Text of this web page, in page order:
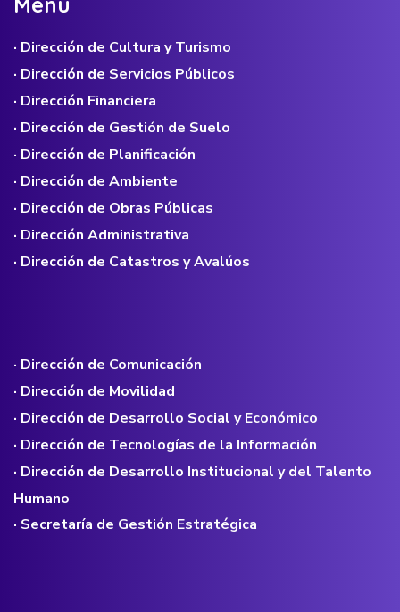
· Dirección de Cultura y Turismo
· Dirección de Servicios Públicos
· Dirección Financiera
· Dirección de Gestión de Suelo
· Dirección de Planificación
· Dirección de Ambiente
· Dirección de Obras Públicas
· Dirección Administrativa
· Dirección de Catastros y Avalúos
· Dirección de Comunicación
· Dirección de Movilidad
· Dirección de Desarrollo Social y Económico
· Dirección de Tecnologías de la Información
· Dirección de Desarrollo Institucional y del Talento
Humano
· Secretaría de Gestión Estratégica